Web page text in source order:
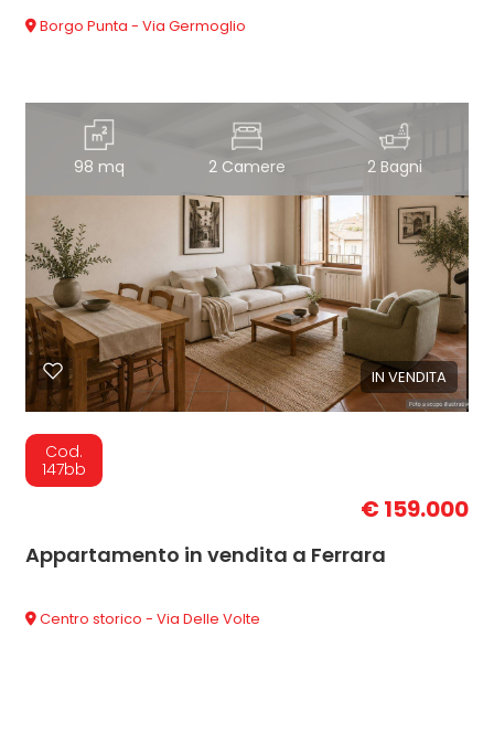
Borgo Punta - Via Germoglio
98 mq 2 Camere 2 Bagni
IN VENDITA
Cod.
147bb
€ 159.000
Appartamento in vendita a Ferrara
Centro storico - Via Delle Volte